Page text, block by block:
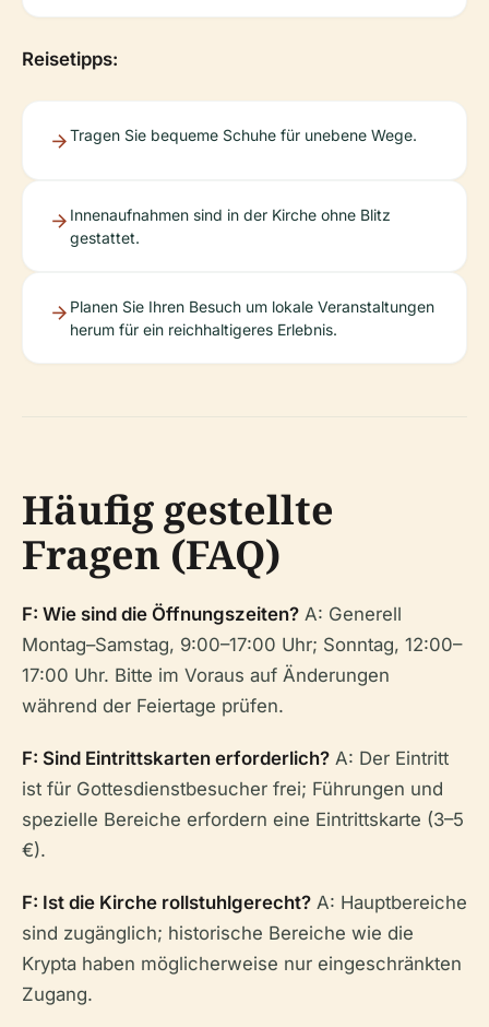
Reisetipps:
Tragen Sie bequeme Schuhe für unebene Wege.
Innenaufnahmen sind in der Kirche ohne Blitz
gestattet.
Planen Sie Ihren Besuch um lokale Veranstaltungen
herum für ein reichhaltigeres Erlebnis.
Häufig gestellte
Fragen (FAQ)
F: Wie sind die Öffnungszeiten? A: Generell
Montag–Samstag, 9:00–17:00 Uhr; Sonntag, 12:00–
17:00 Uhr. Bitte im Voraus auf Änderungen
während der Feiertage prüfen.
F: Sind Eintrittskarten erforderlich? A: Der Eintritt
ist für Gottesdienstbesucher frei; Führungen und
spezielle Bereiche erfordern eine Eintrittskarte (3–5
€).
F: Ist die Kirche rollstuhlgerecht? A: Hauptbereiche
sind zugänglich; historische Bereiche wie die
Krypta haben möglicherweise nur eingeschränkten
Zugang.